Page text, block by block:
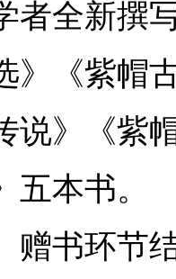
者全新撰
》《紫帽
说》《紫
五本书。
赠书环节